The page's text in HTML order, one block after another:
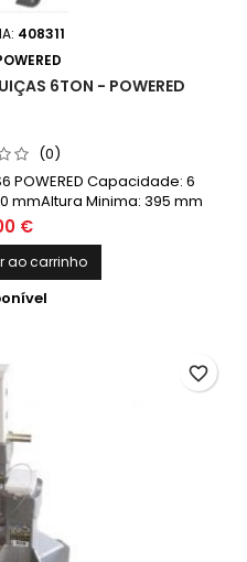
408311
6TON - POWERED
(0)
POWERED Capacidade: 6
mmAltura Minima: 395 mm
€
ao carrinho
favorite_border